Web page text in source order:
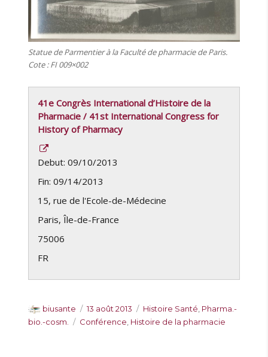
Statue de Parmentier à la Faculté de pharmacie de Paris.
Cote : FI 009×002
41e Congrès International d’Histoire de la
Pharmacie / 41st International Congress for
History of Pharmacy
Debut: 09/10/2013
Fin: 09/14/2013
15, rue de l'Ecole-de-Médecine
Paris, Île-de-France
75006
FR
A
u
biusante
P
u
13 août 2013
C
a
Histoire Santé Pharma.-
bio.-cosm.
É
Conférence Histoire de la pharmacie